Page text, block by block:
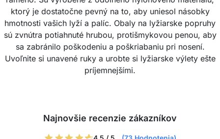
ktorý je dostatočne pevný na to, aby uniesol násobky
hmotnosti vašich lyží a palíc. Obaly na lyžiarske popruhy
sú zvnútra potiahnuté hrubou, protišmykovou penou, aby
sa zabránilo poškodeniu a poškriabaniu pri nosení.
Uvoľnite si unavené ruky a urobte si lyžiarske výlety ešte
príjemnejšími.
Najnovšie recenzie zákazníkov